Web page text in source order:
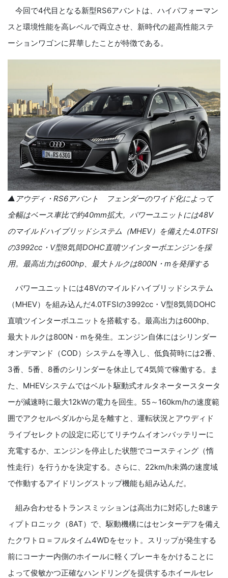
今回で4代目となる新型RS6アバントは、ハイパフォーマン
スと環境性能を高レベルで両立させ、新時代の超高性能ステ
ーションワゴンに昇華したことが特徴である。
▲アウディ・RS6アバント フェンダーのワイド化によって
全幅はベース車比で約40mm拡大。パワーユニットには48V
のマイルドハイブリッドシステム（MHEV）を備えた4.0TFSI
の3992cc・V型8気筒DOHC直噴ツインターボエンジンを採
用。最高出力は600hp、最大トルクは800N・mを発揮する
パワーユニットには48Vのマイルドハイブリッドシステム
（MHEV）を組み込んだ4.0TFSIの3992cc・V型8気筒DOHC
直噴ツインターボユニットを搭載する。最高出力は600hp、
最大トルクは800N・mを発生。エンジン自体にはシリンダー
オンデマンド（COD）システムを導入し、低負荷時には2番、
3番、5番、8番のシリンダーを休止して4気筒で稼働する。ま
た、MHEVシステムではベルト駆動式オルタネータースタータ
ーが減速時に最大12kWの電力を回生。55～160km/hの速度範
囲でアクセルペダルから足を離すと、運転状況とアウディド
ライブセレクトの設定に応じてリチウムイオンバッテリーに
充電するか、エンジンを停止した状態でコースティング（惰
性走行）を行うかを決定する。さらに、22km/h未満の速度域
で作動するアイドリングストップ機能も組み込んだ。
組み合わせるトランスミッションは高出力に対応した8速テ
ィプトロニック（8AT）で、駆動機構にはセンターデフを備え
たクワトロ＝フルタイム4WDをセット。スリップが発生する
前にコーナー内側のホイールに軽くブレーキをかけることに
よって俊敏かつ正確なハンドリングを提供するホイールセレ